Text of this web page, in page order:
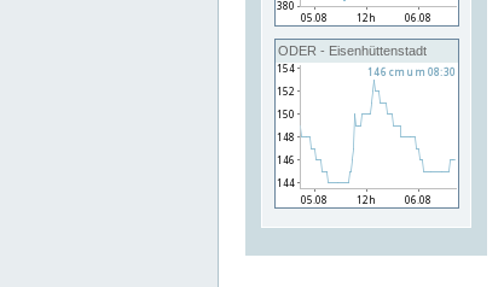
ODER - Eisenhüttenstadt